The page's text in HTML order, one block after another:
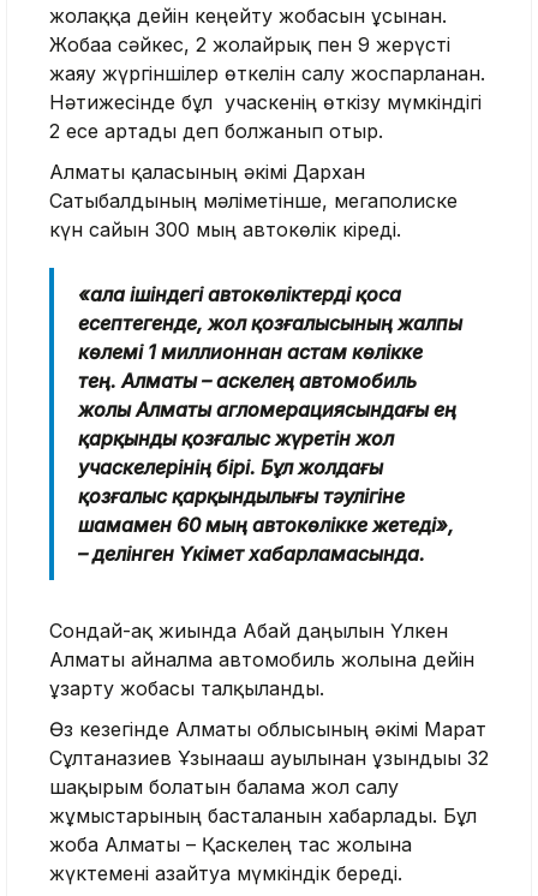
жолаққа дейін кеңейту жобасын ұсынған.
Жобаға сәйкес, 2 жолайрық пен 9 жерүсті
жаяу жүргіншілер өткелін салу жоспарланған.
Нәтижесінде бұл учаскенің өткізу мүмкіндігі
2 есе артады деп болжанып отыр.
Алматы қаласының әкімі Дархан
Сатыбалдының мәліметінше, мегаполиске
күн сайын 300 мың автокөлік кіреді.
«Қала ішіндегі автокөліктерді қоса
есептегенде, жол қозғалысының жалпы
көлемі 1 миллионнан астам көлікке
тең. Алматы – Қаскелең автомобиль
жолы Алматы агломерациясындағы ең
қарқынды қозғалыс жүретін жол
учаскелерінің бірі. Бұл жолдағы
қозғалыс қарқындылығы тәулігіне
шамамен 60 мың автокөлікке жетеді»,
– делінген Үкімет хабарламасында.
Сондай-ақ жиында Абай даңғылын Үлкен
Алматы айналма автомобиль жолына дейін
ұзарту жобасы талқыланды.
Өз кезегінде Алматы облысының әкімі Марат
Сұлтанғазиев Ұзынағаш ауылынан ұзындығы 32
шақырым болатын балама жол салу
жұмыстарының басталғанын хабарлады. Бұл
жоба Алматы – Қаскелең тас жолына
жүктемені азайтуға мүмкіндік береді.